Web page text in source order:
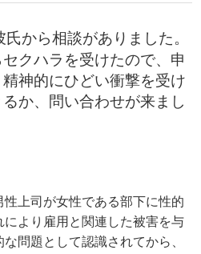
氏から相談がありました。
クハラを受けたので、申
神的にひどい衝撃を受け
か、問い合わせが来まし
上司が女性である部下に性的
より雇用と関連した被害を与
問題として認識されてから、